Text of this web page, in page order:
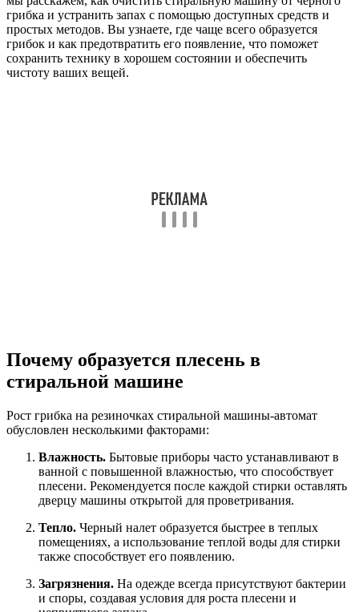
грибка и устранить запах с помощью доступных средств и
простых методов. Вы узнаете, где чаще всего образуется
грибок и как предотвратить его появление, что поможет
сохранить технику в хорошем состоянии и обеспечить
чистоту ваших вещей.
Почему образуется плесень в
стиральной машине
Рост грибка на резиночках стиральной машины-автомат
обусловлен несколькими факторами:
Влажность. Бытовые приборы часто устанавливают в
ванной с повышенной влажностью, что способствует
плесени. Рекомендуется после каждой стирки оставлять
дверцу машины открытой для проветривания.
Тепло. Черный налет образуется быстрее в теплых
помещениях, а использование теплой воды для стирки
также способствует его появлению.
Загрязнения. На одежде всегда присутствуют бактерии
и споры, создавая условия для роста плесени и